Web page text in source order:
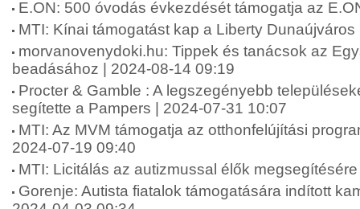
E.ON: 500 óvodás évkezdését támogatja az
MTI: Kínai támogatást kap a Liberty
morvanovenydoki.hu: Tippek és tanácsok az
beadásához | 2024-08-14 09:19
Procter & Gamble : A legszegényebb
segítette a Pampers | 2024-07-31 10:07
MTI: Az MVM támogatja az otthonfelújítási
2024-07-19 09:40
MTI: Licitálás az autizmussal élők
Gorenje: Autista fiatalok támogatására indított